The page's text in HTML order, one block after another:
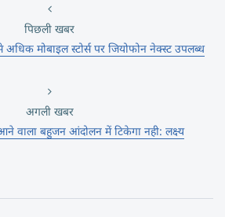
पिछली खबर
मोबाइल स्टोर्स पर जियोफोन नेक्स्ट उपलब्ध
अगली खबर
वाला बहुजन आंदोलन में टिकेगा नही: लक्ष्य